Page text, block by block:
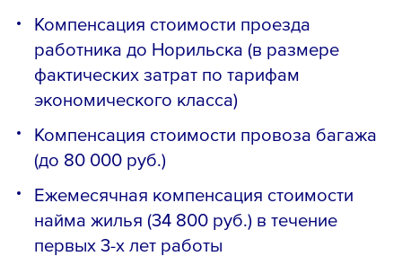
Компенсация стоимости проезда
работника до Норильска (в размере
фактических затрат по тарифам
экономического класса)
Компенсация стоимости провоза багажа
(до 80 000 руб.)
Ежемесячная компенсация стоимости
найма жилья (34 800 руб.) в течение
первых 3-х лет работы